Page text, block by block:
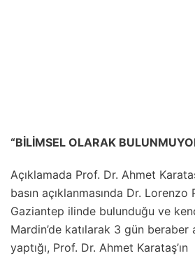
“BİLİMSEL OLARAK
Açıklamada Prof. Dr. Ahmet
basın açıklanmasında Dr. Lorenzo
Gaziantep ilinde bulunduğu ve
Mardin’de katılarak 3 gün beraber
yaptığı, Prof. Dr. Ahmet